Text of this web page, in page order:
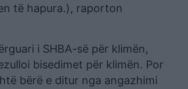
të hapura.), raporton
i SHBA-së për klimën,
bisedimet për klimën. Por
bërë e ditur nga angazhimi